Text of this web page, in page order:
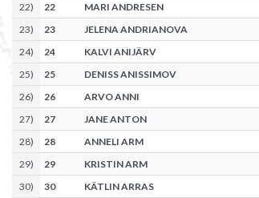
22) 22 MARI ANDRESEN
23) 23 JELENA ANDRIANOVA
24) 24 KALVI ANIJÄRV
25) 25 DENISS ANISSIMOV
26) 26 ARVO ANNI
27) 27 JANE ANTON
28) 28 ANNELI ARM
29) 29 KRISTIN ARM
30) 30 KÄTLIN ARRAS